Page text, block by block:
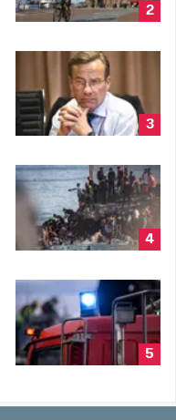
2
3
4
5